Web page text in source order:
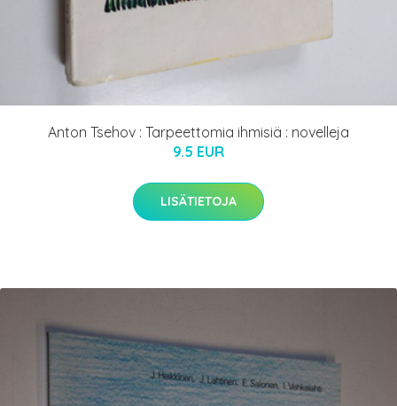
Anton Tsehov : Tarpeettomia ihmisiä : novelleja
9.5 EUR
LISÄTIETOJA